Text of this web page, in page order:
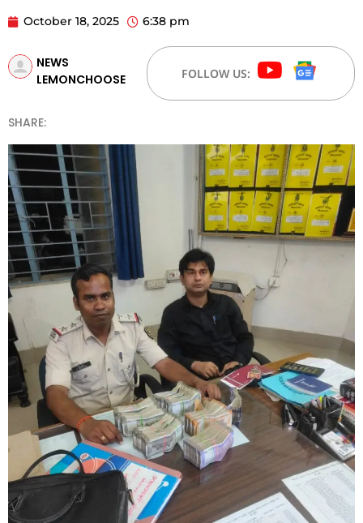
October 18, 2025 6:38 pm
NEWS
LEMONCHOOSE
FOLLOW US:
SHARE: